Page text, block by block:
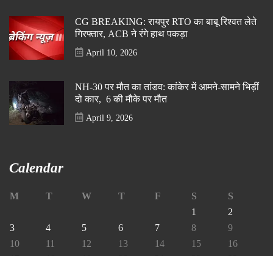
CG BREAKING: रायपुर RTO का बाबू रिश्वत लेते
गिरफ्तार, ACB ने रंगे हाथ पकड़ा
April 10, 2026
NH-30 पर मौत का तांडव: कांकेर में आमने-सामने भिड़ीं
दो कार, 6 की मौके पर मौत
April 9, 2026
Calendar
M T W T F S
S
1
2
3
4 5 6 7 8
9
10
11 12 13 14 15
16